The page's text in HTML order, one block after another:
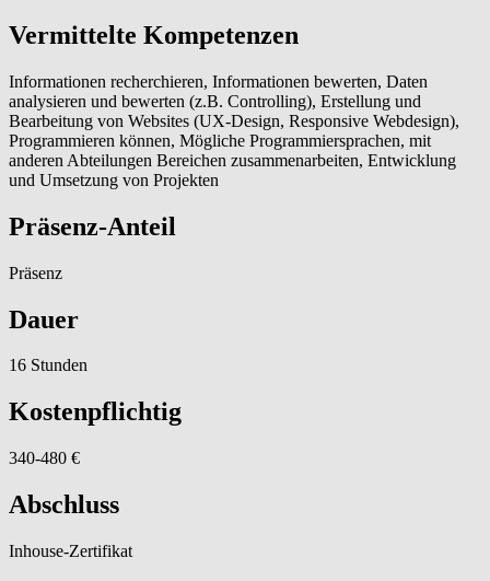
Vermittelte Kompetenzen
Informationen recherchieren, Informationen bewerten, Daten
analysieren und bewerten (z.B. Controlling), Erstellung und
Bearbeitung von Websites (UX-Design, Responsive Webdesign),
Programmieren können, Mögliche Programmiersprachen, mit
anderen Abteilungen Bereichen zusammenarbeiten, Entwicklung
und Umsetzung von Projekten
Präsenz-Anteil
Präsenz
Dauer
16 Stunden
Kostenpflichtig
340-480 €
Abschluss
Inhouse-Zertifikat